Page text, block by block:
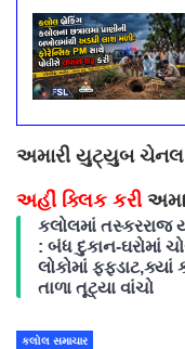
અમારી યુટ્યુબ ચેનલ
અહીં ક્લિક કરી
કલોલમાં તસ્કરરાજ
: બંધ દુકાન-ઘરોમાં
લોકોમાં ફફડાટ,ક્યાં
તાળા તૂટ્યા વાંચો
કલોલ સમાચાર